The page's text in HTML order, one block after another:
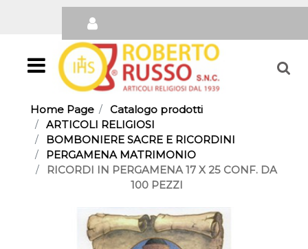
Open
Home Page
Catalogo prodotti
ARTICOLI RELIGIOSI
BOMBONIERE SACRE E RICORDINI
PERGAMENA MATRIMONIO
RICORDI IN PERGAMENA 17 X 25 CONF. DA
100 PEZZI